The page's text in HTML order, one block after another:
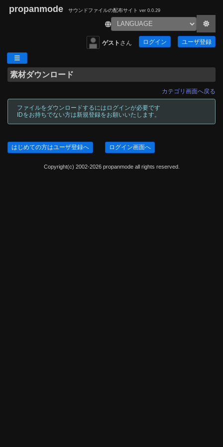
propanmode サウンドファイルの配布サイト ver 0.0.29
ゲスト さん ログイン ユーザ登録
素材ダウンロード
カテゴリ画面へ戻る
ファイルをダウンロードするにはログインが必要です
IDをお持ちでない方は新規登録をお願いいたします。
はじめての方はユーザ登録へ ログイン画面へ
Copyright(c) 2002-2026 propanmode all rights reserved.